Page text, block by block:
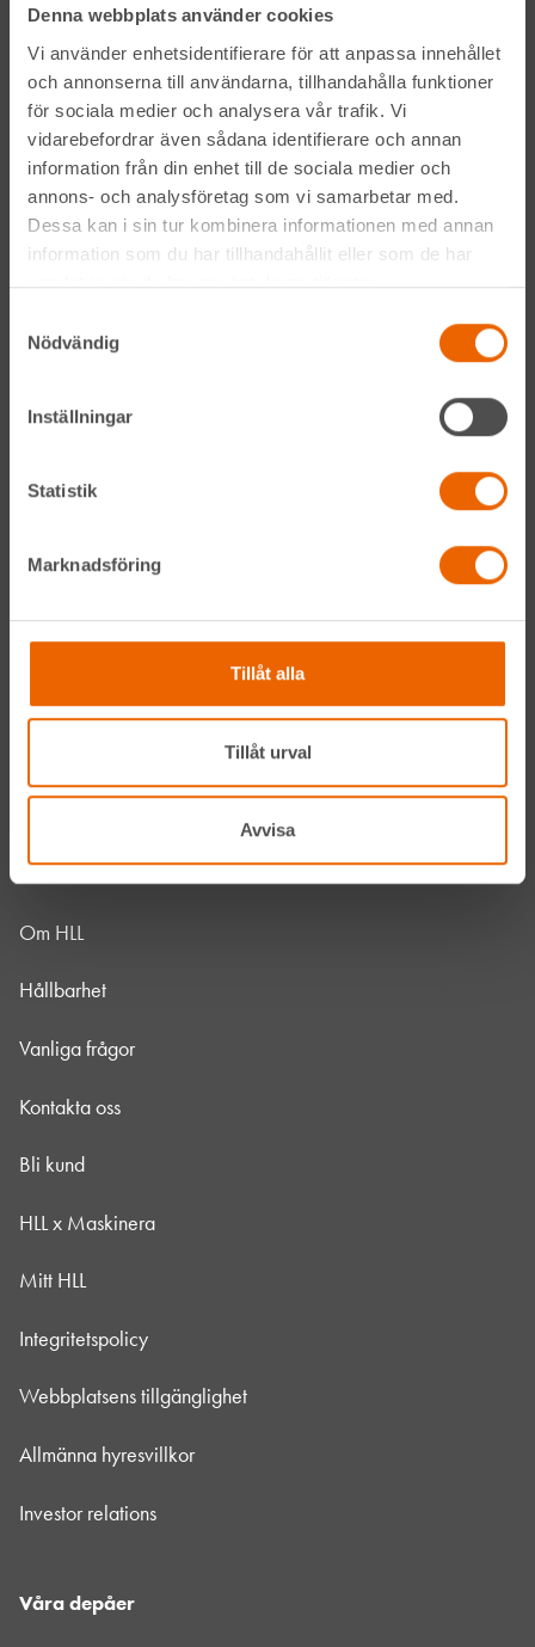
Denna webbplats använder cookies
Vi använder enhetsidentifierare för att anpassa innehållet
och annonserna till användarna, tillhandahålla funktioner
för sociala medier och analysera vår trafik. Vi
vidarebefordrar även sådana identifierare och annan
information från din enhet till de sociala medier och
annons- och analysföretag som vi samarbetar med.
Dessa kan i sin tur kombinera informationen med annan
information som du har tillhandahållit eller som de har
samlat in när du har använt deras tjänster.
Nödvändig
Inställningar
Statistik
Marknadsföring
Tillåt alla
Tillåt urval
Avvisa
vi verkar.
Varje dag förser vi den svenska bygg- och anläggningsbranschen med
maskiner,liftar ,bodar och vagnar– alltid med möjlighet att få dem
utkörda till den plats där du behöver dem.
Vi gör det med service utöver det vanliga och problemlösning som gör
skillnad. Hos oss handlar mycket om maskiner, men alltid allra mest om
människor och relationer. Välkommen in till din närmsta depå!
Kontakta din närmaste depå
Instagram
Navigation
Våra maskiner
HLLÅ! Vår värld
Om HLL
Hållbarhet
Vanliga frågor
Kontakta oss
Bli kund
HLL x Maskinera
Mitt HLL
Integritetspolicy
Webbplatsens tillgänglighet
Allmänna hyresvillkor
Investor relations
Våra depåer